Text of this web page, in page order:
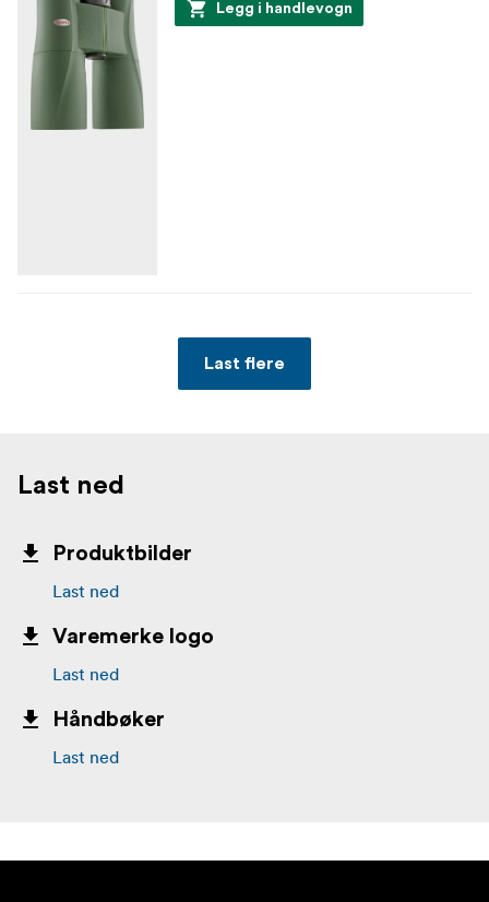
Legg i handlevogn
Last flere
Last ned
Produktbilder
Last ned
Varemerke logo
Last ned
Håndbøker
Last ned